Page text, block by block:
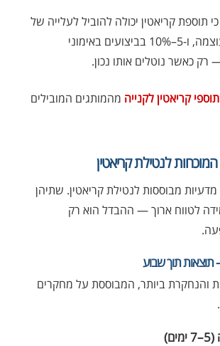
תוספת קריאטין יכולה להוביל לעלייה של
5–15% בכוח ועוצמה, ו-5–10% בביצועים באימוני
כאשר נוטלים אותו נכון.
קריאטין לקנייה מהמותגים המובילים
לנטילת קריאטין
מבוססות לנטילת קריאטין. שתיהן
לטווח ארוך — ההבדל הוא רק
והנחקרת ביותר, המבוססת על מחקרים